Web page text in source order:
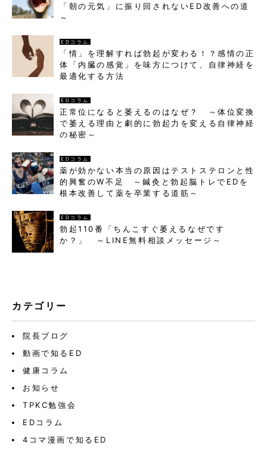
「朝の元気」に振り回されないED改善への道
～
EDコラム
「情」を理解すれば勃起が変わる！？感情の正
体「内臓の感覚」を味方につけて、自律神経を
最適化する方法
EDコラム
正常位になると萎えるのはなぜ？ ～体位変換
で萎える理由と劇的に勃起力を変える自律神経
の秘密～
EDコラム
薬が効かない本当の原因はテストステロンと性
的興奮のW不足 ～鍼灸と勃起脳トレでEDを
根本改善して薬を卒業する道筋～
EDコラム
勃起110番「ちんこすぐ萎えるなぜです
か？」 ～LINE無料相談メッセージ～
カテゴリー
院長ブログ
動画で知るED
健康コラム
お知らせ
TPKC勉強会
EDコラム
4コマ漫画で知るED